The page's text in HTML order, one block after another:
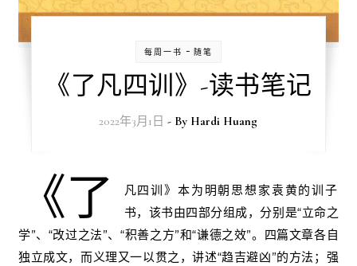
每周一书 - 随笔
《了凡四训》-读书笔记
2022年3月1日 - By Hardi Huang
《了
凡四训》本为明朝思想家袁黄的训子
书，该书由四部分组成，分别是“立命之
学”、“改过之法”、“积善之方”和“谦德之效”。四篇文章各自
独立成文，而义理又一以贯之，讲述“趋吉避凶”的方法；强